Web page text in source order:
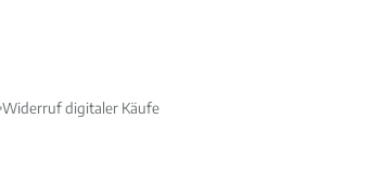
Widerruf digitaler Käufe